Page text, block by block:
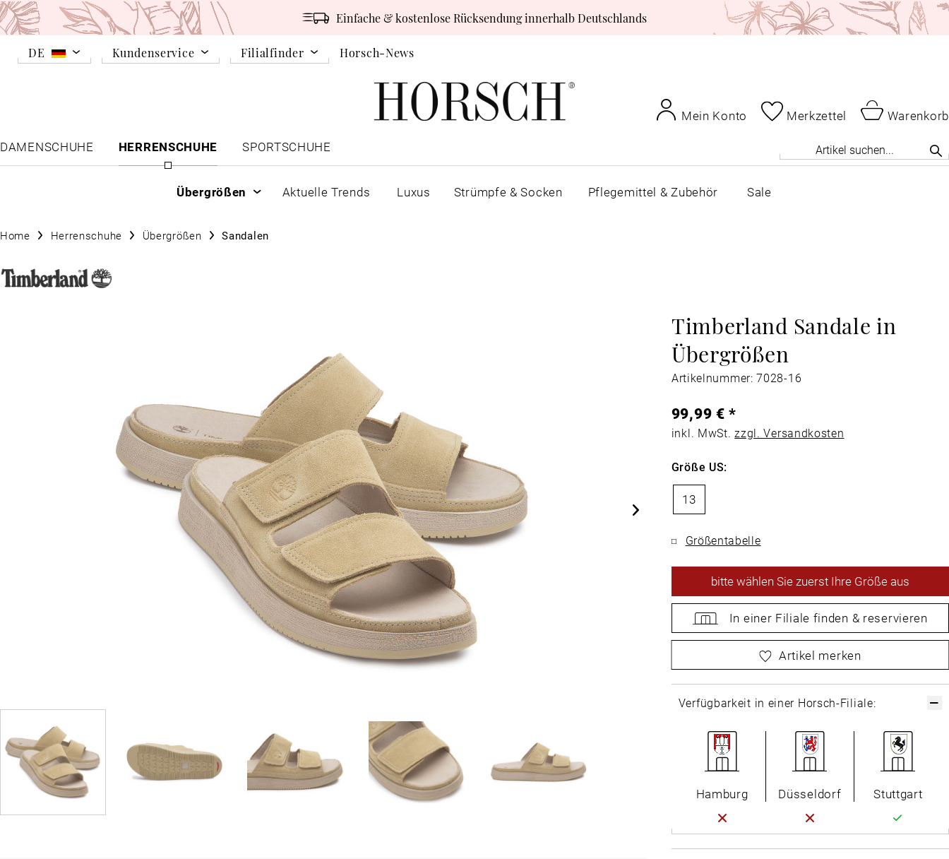
Einfache & kostenlose Rücksendung innerhalb Deutschlands
DE Kundenservice Filialfinder Horsch-News
Mein Konto Merkzettel
Warenkorb
DAMENSCHUHE
HERRENSCHUHE SPORTSCHUHE
Übergrößen Aktuelle Trends Luxus Strümpfe & Socken Pflegemittel & Zubehör Sale
Home Herrenschuhe Übergrößen Sandalen
Timberland Sandale in
Übergrößen
Artikelnummer: 7028-16
99,99 € *
inkl. MwSt.zzgl. Versandkosten
Größe US:
13
Größentabelle
bittewählen Sie zuerst Ihre Größe aus
In einer Filiale finden & reservieren
wählen Sie zuerst Ihre Größe aus
Artikel merken
Verfügbarkeit in einer Horsch-Filiale:
Hamburg Düsseldorf Stuttgart